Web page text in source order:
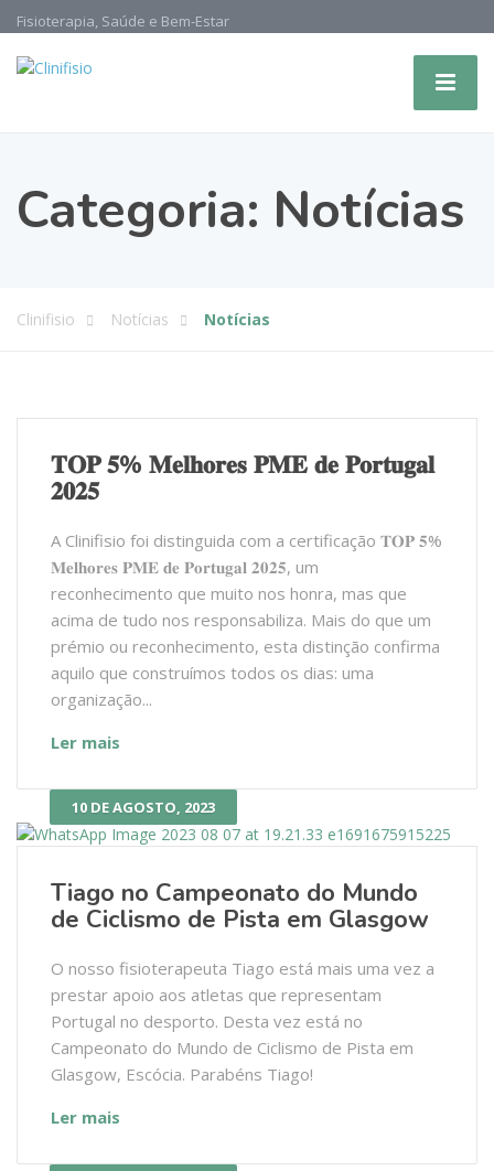
Fisioterapia, Saúde e Bem-Estar
Categoria: Notícias
Clinifisio Notícias Notícias
𝐓𝐎𝐏 𝟓% 𝐌𝐞𝐥𝐡𝐨𝐫𝐞𝐬 𝐏𝐌𝐄 𝐝𝐞 𝐏𝐨𝐫𝐭𝐮𝐠𝐚𝐥
𝟐𝟎𝟐𝟓
A Clinifisio foi distinguida com a certificação 𝐓𝐎𝐏 𝟓%
𝐌𝐞𝐥𝐡𝐨𝐫𝐞𝐬 𝐏𝐌𝐄 𝐝𝐞 𝐏𝐨𝐫𝐭𝐮𝐠𝐚𝐥 𝟐𝟎𝟐𝟓, um
reconhecimento que muito nos honra, mas que
acima de tudo nos responsabiliza. Mais do que um
prémio ou reconhecimento, esta distinção confirma
aquilo que construímos todos os dias: uma
organização...
Ler mais
10 DE AGOSTO, 2023
Tiago no Campeonato do Mundo
de Ciclismo de Pista em Glasgow
O nosso fisioterapeuta Tiago está mais uma vez a
prestar apoio aos atletas que representam
Portugal no desporto. Desta vez está no
Campeonato do Mundo de Ciclismo de Pista em
Glasgow, Escócia. Parabéns Tiago!
Ler mais